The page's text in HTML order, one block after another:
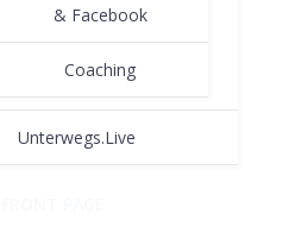
& Facebook
Coaching
Unterwegs.Live